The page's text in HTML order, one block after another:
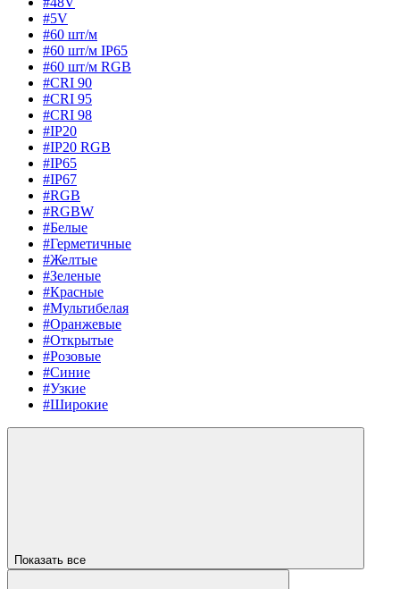
#5V
#60 шт/м
#60 шт/м IP65
#60 шт/м RGB
#CRI 90
#CRI 95
#CRI 98
#IP20
#IP20 RGB
#IP65
#IP67
#RGB
#RGBW
#Белые
#Герметичные
#Желтые
#Зеленые
#Красные
#Мультибелая
#Оранжевые
#Открытые
#Розовые
#Синие
#Узкие
#Широкие
Показать все